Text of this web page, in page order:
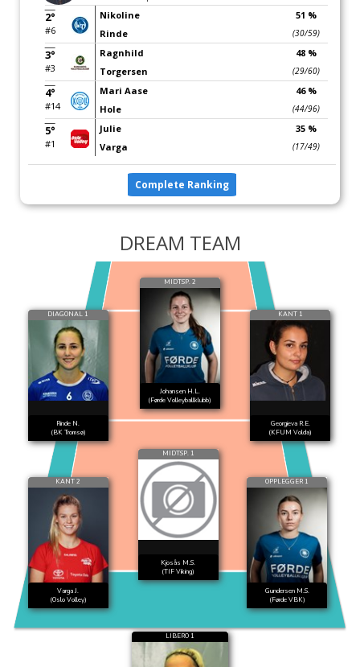
2°
#6
Nikoline
Rinde
51 %
(30/59)
3°
#3
Ragnhild
Torgersen
48 %
(29/60)
4°
#14
Mari Aase
Hole
46 %
(44/96)
5°
#1
Julie
Varga
35 %
(17/49)
Complete Ranking
DREAM TEAM
DIAGONAL 1
Rinde N.
(BK Tromsø)
MIDTSP. 2
Johansen H.L.
(Førde Volleyballklubb)
KANT 1
Georgieva R.E.
(KFUM Volda)
KANT 2
Varga J.
(Oslo Volley)
MIDTSP. 1
Kjosås M.S.
(TIF Viking)
OPPLEGGER 1
Gundersen M.S.
(Førde VBK)
LIBERO 1